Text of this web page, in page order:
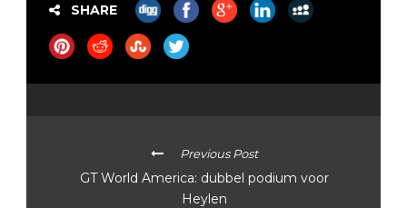
SHARE
Previous Post
GT World America: dubbel podium voor
Heylen